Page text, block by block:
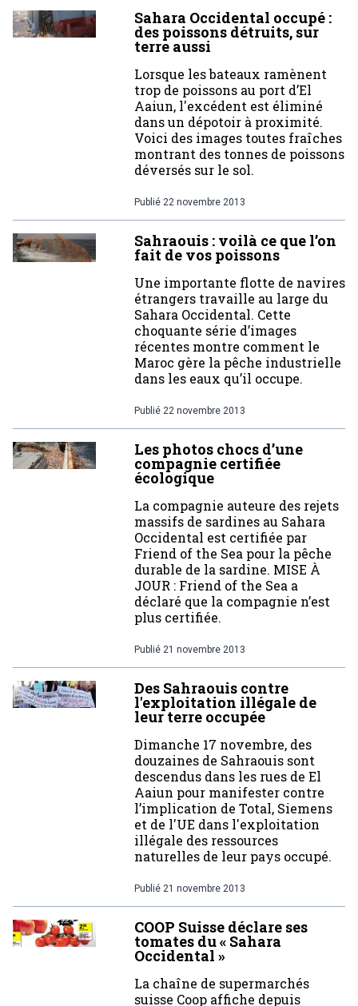
Sahara Occidental occupé :
des poissons détruits, sur
terre aussi
Lorsque les bateaux ramènent
trop de poissons au port d’El
Aaiun, l'excédent est éliminé
dans un dépotoir à proximité.
Voici des images toutes fraîches
montrant des tonnes de poissons
déversés sur le sol.
Publié 22 novembre 2013
Sahraouis : voilà ce que l’on
fait de vos poissons
Une importante flotte de navires
étrangers travaille au large du
Sahara Occidental. Cette
choquante série d’images
récentes montre comment le
Maroc gère la pêche industrielle
dans les eaux qu’il occupe.
Publié 22 novembre 2013
Les photos chocs d’une
compagnie certifiée
écologique
La compagnie auteure des rejets
massifs de sardines au Sahara
Occidental est certifiée par
Friend of the Sea pour la pêche
durable de la sardine. MISE À
JOUR : Friend of the Sea a
déclaré que la compagnie n’est
plus certifiée.
Publié 21 novembre 2013
Des Sahraouis contre
l'exploitation illégale de
leur terre occupée
Dimanche 17 novembre, des
douzaines de Sahraouis sont
descendus dans les rues de El
Aaiun pour manifester contre
l’implication de Total, Siemens
et de l'UE dans l'exploitation
illégale des ressources
naturelles de leur pays occupé.
Publié 21 novembre 2013
COOP Suisse déclare ses
tomates du « Sahara
Occidental »
La chaîne de supermarchés
suisse Coop affiche depuis